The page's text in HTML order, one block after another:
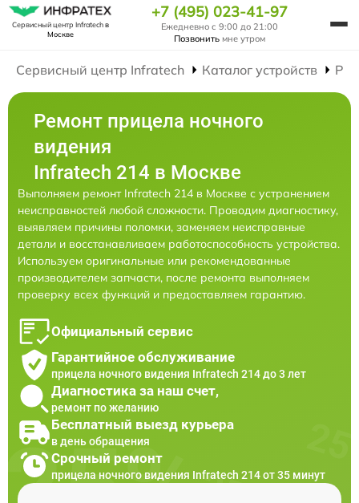
Сервисный центр Infratechв
Москве
+7 (495) 023-41-97
Ежедневно с 9:00 до 21:00
Позвонить мне утром
Сервисный центр Infratech Каталог устройств
Ремонт прицела ночного
видения
Infratech 214 в Москве
Выполняем ремонт Infratech 214 в Москве с устранением
неисправностей любой сложности. Проводим диагностику,
выявляем причины поломки, заменяем неисправные
детали и восстанавливаем работоспособность устройства.
Используем оригинальные или рекомендованные
производителем запчасти, после ремонта выполняем
проверку всех функций и предоставляем гарантию.
Официальный сервис
Гарантийное обслуживание
прицела ночного видения Infratech 214 до 3 лет
Диагностика за наш счет,
ремонт по желанию
Бесплатный выезд курьера
в день обращения
Срочный ремонт
прицела ночного видения Infratech 214 от 35 минут